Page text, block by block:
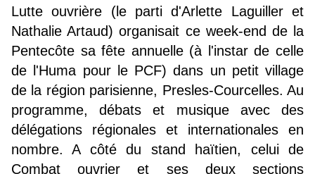
Lutte ouvrière (le parti d'Arlette Laguiller et
Nathalie Artaud) organisait ce week-end de la
Pentecôte sa fête annuelle (à l'instar de celle
de l'Huma pour le PCF) dans un petit village
de la région parisienne, Presles-Courcelles. Au
programme, débats et musique avec des
délégations régionales et internationales en
nombre. A côté du stand haïtien, celui de
Combat ouvrier et ses deux sections